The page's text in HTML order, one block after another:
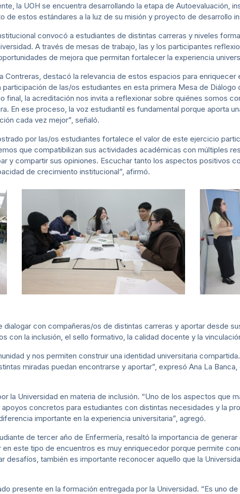
la UOH se encuentra desarrollando la etapa de Autoevaluación,
de estos estándares a la luz de su misión y proyecto de desarrollo
convocó a estudiantes de distintas carreras y niveles
A través de mesas de trabajo, las y los participantes
de mejora que permitan fortalecer la experiencia
Contreras, destacó la relevancia de estos espacios para
de las/os estudiantes en esta primera Mesa de Diálogo
final, la acreditación nos invita a reflexionar sobre quiénes somos
En ese proceso, la voz estudiantil es fundamental porque aporta
cada vez mejor”, señaló.
por las/os estudiantes fortalece el valor de este ejercicio
que compatibilizan sus actividades académicas con múltiples
y compartir sus opiniones. Escuchar tanto los aspectos positivos
de crecimiento institucional”, afirmó.
con compañeras/os de distintas carreras y aportar desde
con la inclusión, el sello formativo, la calidad docente y la
y nos permiten construir una identidad universitaria
miradas puedan encontrarse y aportar”, expresó Ana La
la Universidad en materia de inclusión. “Uno de los aspectos que
concretos para estudiantes con distintas necesidades y la
importante en la experiencia universitaria”, agregó.
de tercer año de Enfermería, resaltó la importancia de
este tipo de encuentros es muy enriquecedor porque permite
desafíos, también es importante reconocer aquello que la
presente en la formación entregada por la Universidad. “Es uno